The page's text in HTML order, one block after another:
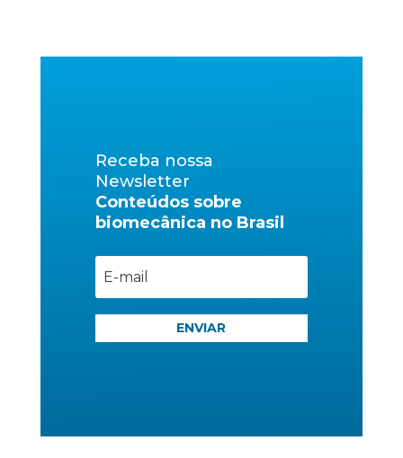
Receba nossa
Newsletter
Conteúdos sobre
biomecânica no Brasil
ENVIAR